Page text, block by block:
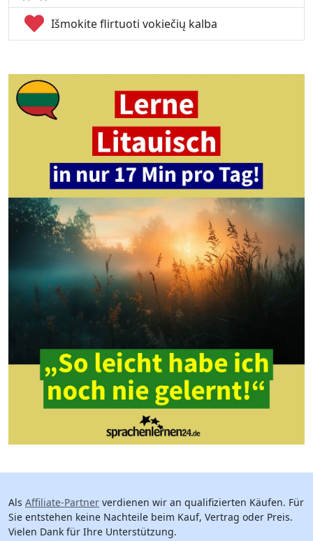
Išmokite flirtuoti vokiečių kalba
Als Affiliate-Partner verdienen wir an qualifizierten Käufen. Für
Sie entstehen keine Nachteile beim Kauf, Vertrag oder Preis.
Vielen Dank für Ihre Unterstützung.